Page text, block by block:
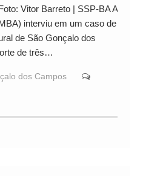
Vitor Barreto | SSP-BA A
interviu em um caso de
de São Gonçalo dos
de três…
dos Campos